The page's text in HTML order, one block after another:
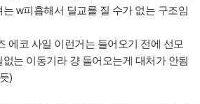
w피흡해서 딜교를 질 수가 없는 구조임
에코 사일 이런거는 들어오기 전에 선모
는 이동기라 걍 들어오는게 대처가 안됨
)